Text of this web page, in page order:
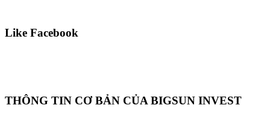
Like Facebook
THÔNG TIN CƠ BẢN CỦA BIGSUN INVEST